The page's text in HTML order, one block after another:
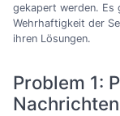
gekapert werden. Es
Wehrhaftigkeit der
ihren Lösungen.
Problem 1:
Nachrichten